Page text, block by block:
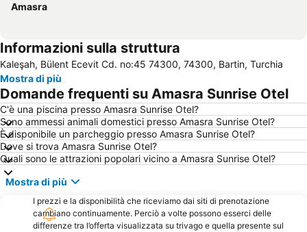
Amasra
Informazioni sulla struttura
Kaleşah, Bülent Ecevit Cd. no:45 74300, 74300, Bartin, Turchia
Mostra di più
Domande frequenti su Amasra Sunrise Otel
C'è una piscina presso Amasra Sunrise Otel?
Sono ammessi animali domestici presso Amasra Sunrise Otel?
È disponibile un parcheggio presso Amasra Sunrise Otel?
Dove si trova Amasra Sunrise Otel?
Quali sono le attrazioni popolari vicino a Amasra Sunrise Otel?
Mostra di più
I prezzi e la disponibilità che riceviamo dai siti di prenotazione
cambiano continuamente. Perciò a volte possono esserci delle
differenze tra l’offerta visualizzata su trivago e quella presente sul